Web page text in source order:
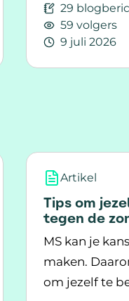
(gesloten)
29
59 volgers
9 juli 2026
Lees meer
Artikel
Tips om
tegen de
MS kan je
maken.
om jezelf te